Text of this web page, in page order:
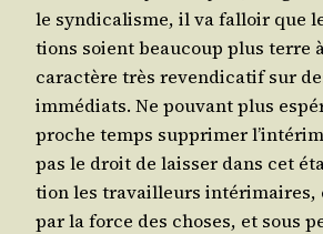
le syn­di­ca­lisme, il va fal­loir que
tions soient beau­coup plus terre
carac­tère très reven­di­ca­tif sur
immé­diats. Ne pou­vant plus
proche temps sup­pri­mer
pas le droit de lais­ser dans cet
tion les tra­vailleurs inté­ri­maires,
par la force des choses, et sous